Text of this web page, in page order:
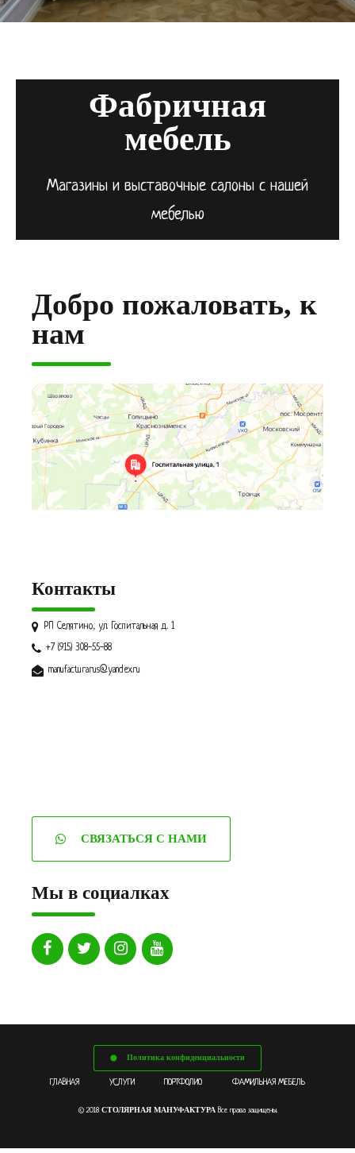
Фабричная
мебель
Магазины и выставочные салоны с нашей
мебелью
Добро пожаловать, к
нам
Контакты
РП Селятино, ул. Госпитальная д. 1
+7 (915) 308-55-88
manufacturarus@yandex.ru
СВЯЗАТЬСЯ С НАМИ
Мы в социалках
Политика конфиденциальности
ГЛАВНАЯ УСЛУГИ ПОРТФОЛИО ФАМИЛЬНАЯ МЕБЕЛЬ
© 2018 СТОЛЯРНАЯ МАНУФАКТУРАВсе права защищены.